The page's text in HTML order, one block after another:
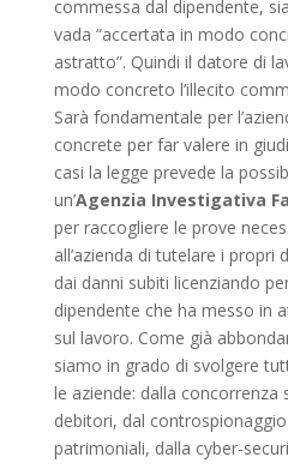
commessa dal dipendente,
vada “accertata in modo
astratto”. Quindi il datore di
modo concreto l’illecito
Sarà fondamentale per
concrete per far valere in
casi la legge prevede la
un’Agenzia Investigativa
per raccogliere le prove
all’azienda di tutelare i
dai danni subiti licenziando
dipendente che ha messo in
sul lavoro. Come già
siamo in grado di svolgere
le aziende: dalla concorrenza
debitori, dal
patrimoniali, dalla cyber-